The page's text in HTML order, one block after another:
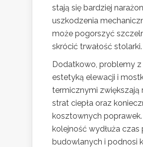
stają się bardziej
uszkodzenia
może pogorszyć
skrócić trwałość stolarki.
Dodatkowo, problemy z
estetyką elewacji i
termicznymi zwiększają
strat ciepła oraz
kosztownych poprawek.
kolejność wydłuża czas
budowlanych i podnosi